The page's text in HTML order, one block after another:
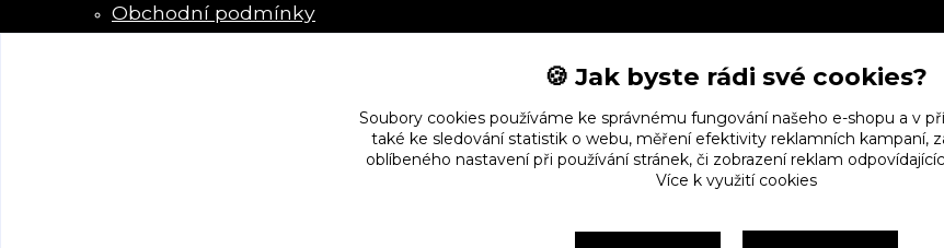
Obchodní podmínky
🍪 Jak byste rádi své cookies?
Soubory cookies používáme ke správnému fungování našeho e-shopu a v
také ke sledování statistik o webu, měření efektivity reklamních kampaní,
oblíbeného nastavení při používání stránek, či zobrazení reklam
Více k využití cookies